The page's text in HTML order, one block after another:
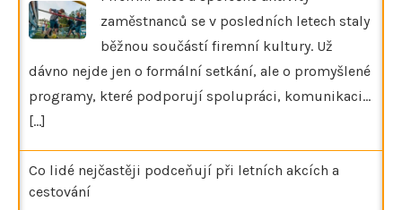
zaměstnanců se v posledních letech staly
běžnou součástí firemní kultury. Už
dávno nejde jen o formální setkání, ale o promyšlené
programy, které podporují spolupráci, komunikaci…
[...]
Co lidé nejčastěji podceňují při letních akcích a
cestování